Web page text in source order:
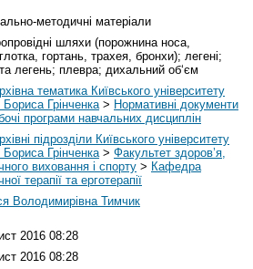
методичні матеріали
шляхи (порожнина носа,
гортань, трахея, бронхи); легені;
легень; плевра; дихальний об‘єм
тематика Київського університету
Бориса Грінченка> Нормативні документи
програми навчальних дисциплін
підрозділи Київського університету
Бориса Грінченка> Факультет здоров’я,
виховання і спорту > Кафедра
терапії та ерготерапії
Володимирівна Тимчик
2016 08:28
2016 08:28